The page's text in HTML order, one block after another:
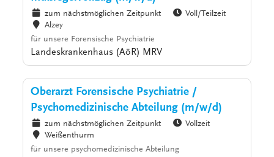
zum nächstmöglichen Zeitpunkt
Voll/Teilzeit
Alzey
für unsere Forensische Psychiatrie
Landeskrankenhaus (AöR) MRV
Oberarzt Forensische Psychiatrie /
Psychomedizinische Abteilung (m/w/d)
zum nächstmöglichen Zeitpunkt
Vollzeit
Weißenthurm
für unsere psychomedizinische Abteilung